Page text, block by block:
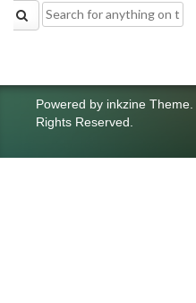
Search
for:
Powered by inkzine Theme
Rights Reserved.